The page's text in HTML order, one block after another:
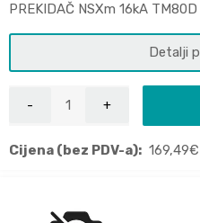
PREKIDAČ NSXm 16kA
Detalji
Cijena (bez PDV-a): 169,49€